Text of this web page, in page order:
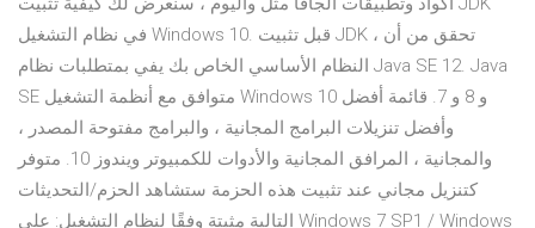
في نظام التشغيل Windows 10. قبل تثبيت JDK ، تحقق من أن
النظام الأساسي الخاص بك يفي بمتطلبات نظام Java SE 12. Java
SE متوافق مع أنظمة التشغيل Windows 10 و 8 و 7. قائمة أفضل
وأفضل تنزيلات البرامج المجانية ، والبرامج مفتوحة المصدر ،
والمجانية ، المرافق المجانية والأدوات للكمبيوتر ويندوز 10. متوفر
كتنزيل مجاني عند تثبيت هذه الحزمة ستشاهد الحزم/التحديثات
التالية مثبتة وفقًا لنظام التشغيل: على Windows 7 SP1 / Windows